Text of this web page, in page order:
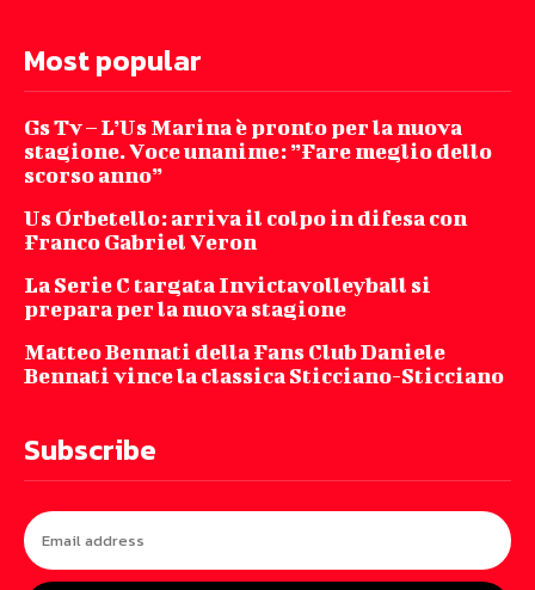
Most popular
Gs Tv – L’Us Marina è pronto per la nuova
stagione. Voce unanime: ”Fare meglio dello
scorso anno”
Us Orbetello: arriva il colpo in difesa con
Franco Gabriel Veron
La Serie C targata Invictavolleyball si
prepara per la nuova stagione
Matteo Bennati della Fans Club Daniele
Bennati vince la classica Sticciano-Sticciano
Subscribe